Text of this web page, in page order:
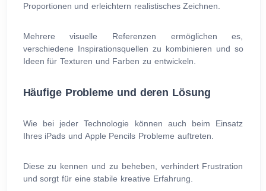
Proportionen und erleichtern realistisches Zeichnen.
Mehrere visuelle Referenzen ermöglichen es,
verschiedene Inspirationsquellen zu kombinieren und so
Ideen für Texturen und Farben zu entwickeln.
Häufige Probleme und deren Lösung
Wie bei jeder Technologie können auch beim Einsatz
Ihres iPads und Apple Pencils Probleme auftreten.
Diese zu kennen und zu beheben, verhindert Frustration
und sorgt für eine stabile kreative Erfahrung.